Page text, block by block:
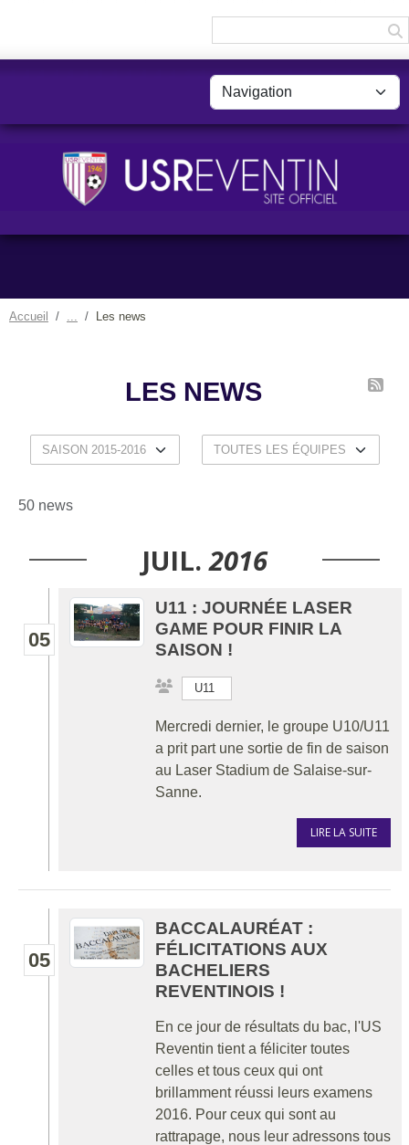
Accueil Les news
LES NEWS
50 news
JUIL. 2016
05
U11 : JOURNÉE LASER
GAME POUR FINIR LA
SAISON !
U11
Mercredi dernier, le groupe U10/U11
a prit part une sortie de fin de saison
au Laser Stadium de Salaise-sur-
Sanne.
LIRE LA SUITE
05
BACCALAURÉAT :
FÉLICITATIONS AUX
BACHELIERS
REVENTINOIS !
En ce jour de résultats du bac, l'US
Reventin tient a féliciter toutes
celles et tous ceux qui ont
brillamment réussi leurs examens
2016. Pour ceux qui sont au
rattrapage, nous leur adressons tous